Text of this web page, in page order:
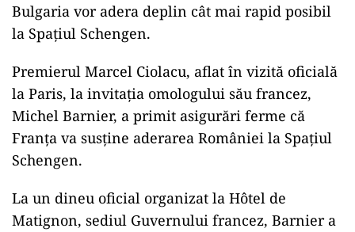
Bulgaria vor adera deplin cât mai rapid posibil
la Spaţiul Schengen.
Premierul Marcel Ciolacu, aflat în vizită oficială
la Paris, la invitația omologului său francez,
Michel Barnier, a primit asigurări ferme că
Franța va susține aderarea României la Spațiul
Schengen.
La un dineu oficial organizat la Hôtel de
Matignon, sediul Guvernului francez, Barnier a